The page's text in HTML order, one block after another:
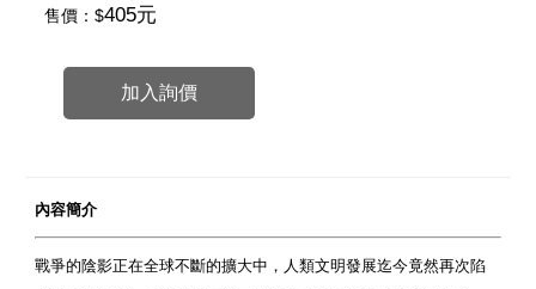
售價：$405元
加入詢價
內容簡介
戰爭的陰影正在全球不斷的擴大中，人類文明發展迄今竟然再次陷